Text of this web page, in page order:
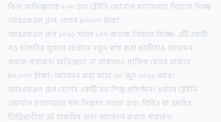
বিনা অভিজ্ঞতায় ১০০ জন ট্রেইনি জোনাল ম্যানেজার নিয়োগ দিচ্ছে
আরএফএল গ্রুপ, বেতন ৪০০০০ টাকা
আরএফএল গ্রুপ ২০২৬ সালে ১০০ জনকে নিয়োগ দিচ্ছে। এটি একটি
বড় চাকরির সুযোগ যেখানে নতুন পাস করা প্রার্থীরাও আবেদন
করতে পারবেন। অভিজ্ঞতা না থাকলেও মাসিক বেতন থাকবে
৪০,০০০ টাকা। আবেদন করা যাবে ৩০ জুন ২০২৬ পর্যন্ত।
আরএফএল গ্রুপ দেশের একটি বড় শিল্প প্রতিষ্ঠান। এখানে ট্রেইনি
জোনাল ম্যানেজার পদে নিয়োগ দেওয়া হবে। বিবিএ বা এমবিএ
ডিগ্রিধারীরা এই চাকরির জন্য আবেদন করতে পারবেন।